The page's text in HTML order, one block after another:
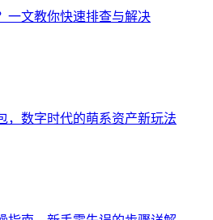
一文教你快速排查与解决
，数字时代的萌系资产新玩法